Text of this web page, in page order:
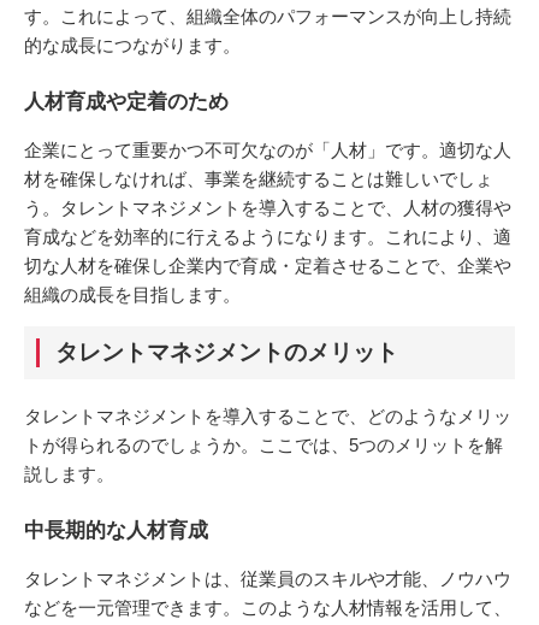
す。これによって、組織全体のパフォーマンスが向上し持続
的な成長につながります。
人材育成や定着のため
企業にとって重要かつ不可欠なのが「人材」です。適切な人
材を確保しなければ、事業を継続することは難しいでしょ
う。タレントマネジメントを導入することで、人材の獲得や
育成などを効率的に行えるようになります。これにより、適
切な人材を確保し企業内で育成・定着させることで、企業や
組織の成長を目指します。
タレントマネジメントのメリット
タレントマネジメントを導入することで、どのようなメリッ
トが得られるのでしょうか。ここでは、5つのメリットを解
説します。
中長期的な人材育成
タレントマネジメントは、従業員のスキルや才能、ノウハウ
などを一元管理できます。このような人材情報を活用して、